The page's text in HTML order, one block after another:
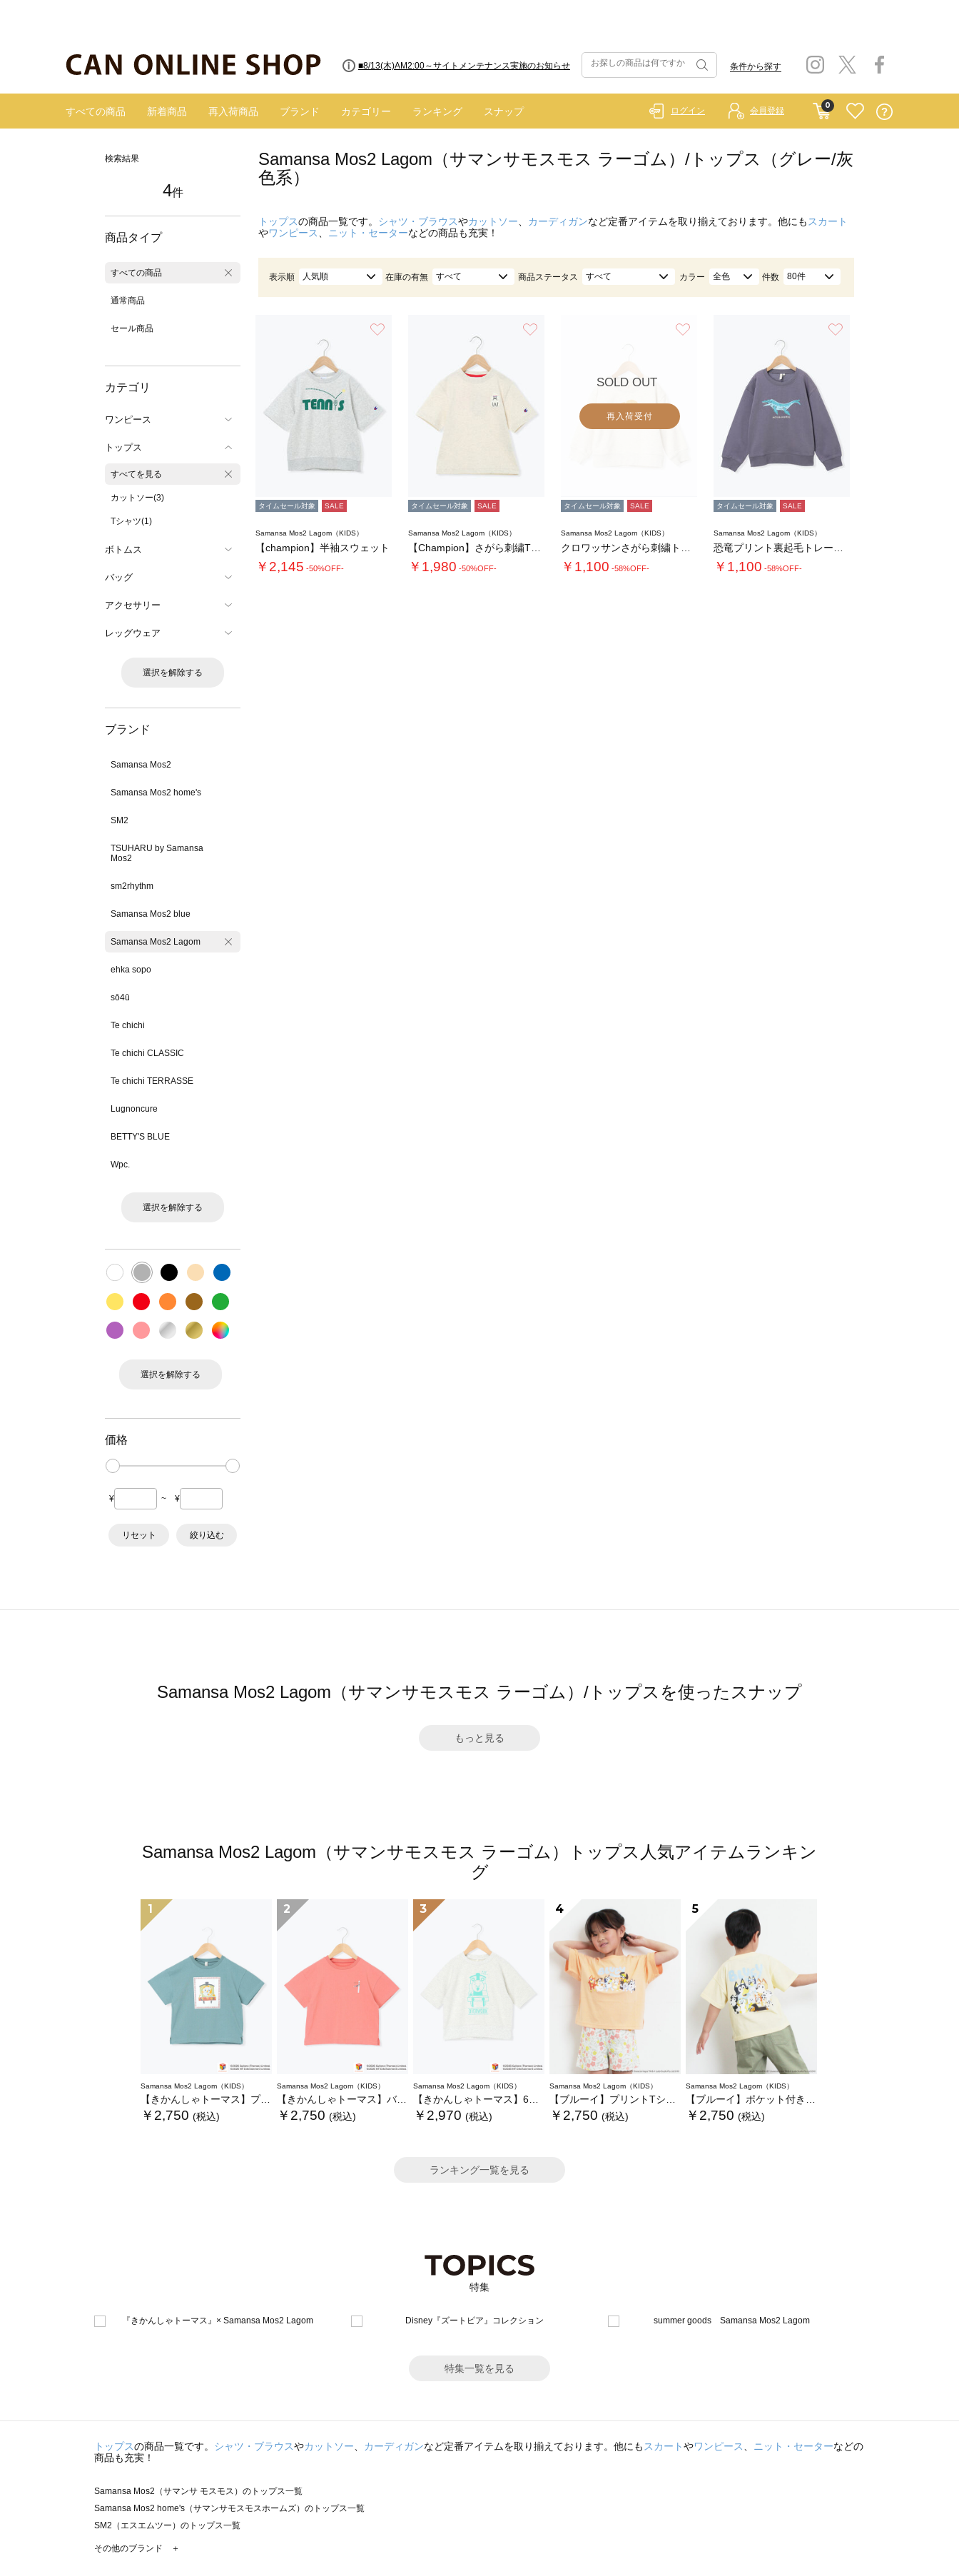
■8/13(木)AM2:00～サイトメンテナンス実施のお知らせ
■【お知らせ】ヤマト運輸の配送遅延・停止について 条件から探す
すべての商品 新着商品 再入荷商品 ブランド カテゴリー ランキング スナップ
0
ログイン 会員登録
検索結果
4件
商品タイプ
すべての商品
通常商品
セール商品
カテゴリ
ワンピース
トップス
すべてを見る
カットソー(3)
Tシャツ(1)
ボトムス
バッグ
アクセサリー
レッグウェア
選択を解除する
ブランド
Samansa Mos2
Samansa Mos2 home's
SM2
TSUHARU by Samansa
Mos2
sm2rhythm
Samansa Mos2 blue
Samansa Mos2 Lagom
ehka sopo
sō4ū
Te chichi
Te chichi CLASSIC
Te chichi TERRASSE
Lugnoncure
BETTY'S BLUE
Wpc.
選択を解除する
選択を解除する
価格
¥ ~ ¥
リセット 絞り込む
Samansa Mos2 Lagom（サマンサモスモス ラーゴム）/トップス（グレー/灰
色系）
トップスの商品一覧です。 シャツ・ブラウスやカットソー カーディガンなど定番アイテムを取り揃えております。他にも スカート
やワンピース ニット・セーターなどの商品も充実！
表示順 人気順 在庫の有無 すべて 商品ステータス すべて カラー 全色 件数 80件
タイムセール対象 SALE
Samansa Mos2 Lagom（KIDS）
【champion】半袖スウェット
￥2,145 -50%OFF-
タイムセール対象 SALE
Samansa Mos2 Lagom（KIDS）
￥1,980 -50%OFF-
SOLD OUT
再入荷受付
タイムセール対象 SALE
Samansa Mos2 Lagom（KIDS）
￥1,100 -58%OFF-
タイムセール対象 SALE
Samansa Mos2 Lagom（KIDS）
￥1,100 -58%OFF-
Samansa Mos2 Lagom（サマンサモスモス ラーゴム）/トップスを使ったスナップ
もっと見る
Samansa Mos2 Lagom（サマンサモスモス ラーゴム）トップス人気アイテムランキン
グ
1
Samansa Mos2 Lagom（KIDS）
【きかんしゃトーマス】プリントTシャツ
￥2,750 (税込)
2
Samansa Mos2 Lagom（KIDS）
【きかんしゃトーマス】バックプリントTシャツ
￥2,750 (税込)
3
Samansa Mos2 Lagom（KIDS）
【きかんしゃトーマス】6分袖スウェットTシャツ
￥2,970 (税込)
4
Samansa Mos2 Lagom（KIDS）
【ブルーイ】プリントTシャツ
￥2,750 (税込)
5
Samansa Mos2 Lagom（KIDS）
【ブルーイ】ポケット付きプリントTシャツ
￥2,750 (税込)
ランキング一覧を見る
特集
特集一覧を見る
トップスの商品一覧です。 シャツ・ブラウスやカットソー、 カーディガンなど定番アイテムを取り揃えております。他にもスカートやワンピース、 ニット・セーターなどの
商品も充実！
Samansa Mos2（サマンサ モスモス）のトップス一覧
Samansa Mos2 home's（サマンサモスモスホームズ）のトップス一覧
SM2（エスエムツー）のトップス一覧
TSUHARU by Samansa Mos2（ツハルバイサマンサモスモス）のトップス一覧
その他のブランド ＋